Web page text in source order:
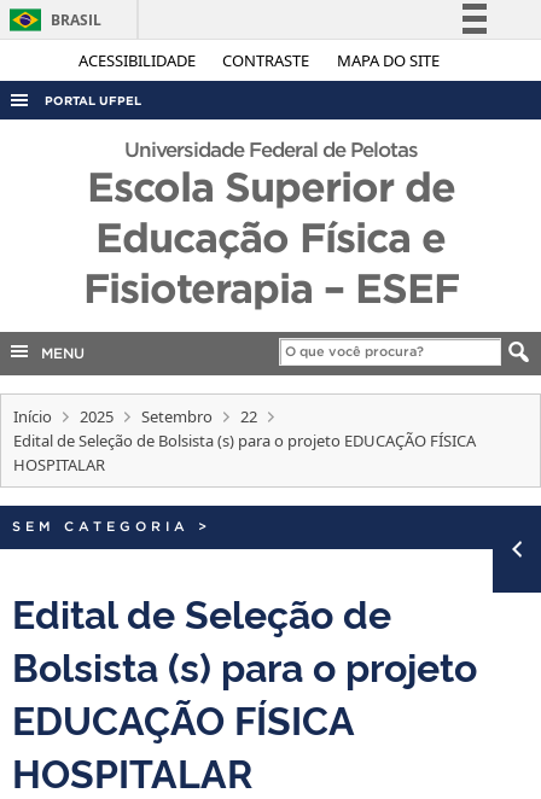
ACESSIBILIDADE CONTRASTE MAPA DO SITE
BRASIL
Simplifique!
Acesso à informação
Legislação
Canais
PORTAL UFPEL
ACESSO À INFORMAÇÃO
AUDITORIA
COBALTO
EDITAIS
INTERNACIONAL
TELEFONES
Universidade Federal de Pelotas
Escola Superior de
Educação Física e
Fisioterapia – ESEF
MENU
Início 2025 Setembro
22
Edital de Seleção de Bolsista (s) para o projeto EDUCAÇÃO FÍSICA
HOSPITALAR
SEM CATEGORIA >
Edital de Seleção de
Bolsista (s) para o projeto
EDUCAÇÃO FÍSICA
HOSPITALAR